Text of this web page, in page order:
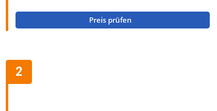
Preis prüfen